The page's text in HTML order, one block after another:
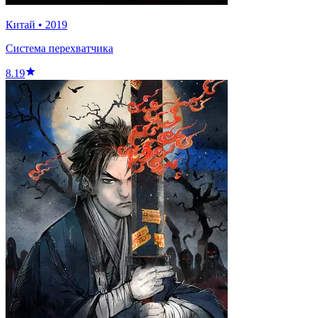
Китай • 2019
Система перехватчика
8.19